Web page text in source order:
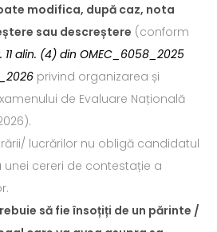
modifica, după caz, nota
sau descreștere (conform
11 alin. (4) din OMEC_6058_2025
privind organizarea și
de Evaluare Națională
lucrărilor nu obligă candidatul
unei cereri de contestație a
trebuie să fie însoțiți de un părinte /